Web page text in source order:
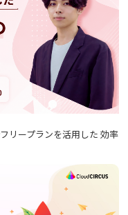
リープランを活用した 効率